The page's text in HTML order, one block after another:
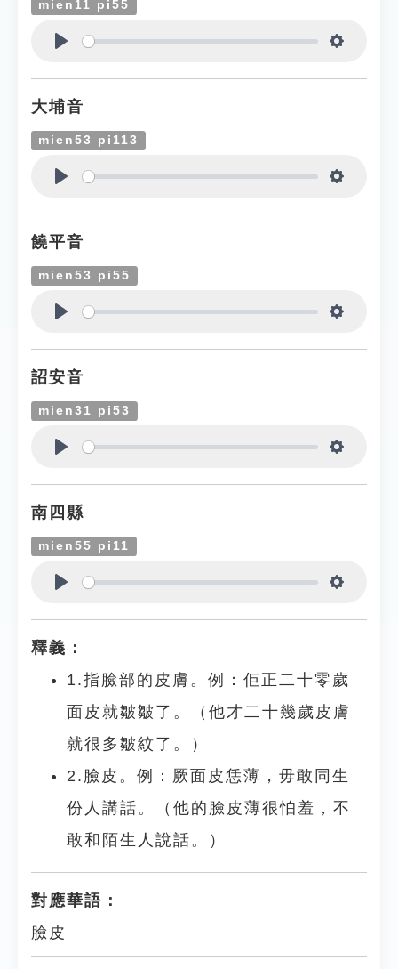
mien11 pi55
大埔音
mien53 pi113
饒平音
mien53 pi55
詔安音
mien31 pi53
南四縣
mien55 pi11
釋義：
1.指臉部的皮膚。例：佢正二十零歲
面皮就皺皺了。（他才二十幾歲皮膚
就很多皺紋了。）
2.臉皮。例：厥面皮恁薄，毋敢同生
份人講話。（他的臉皮薄很怕羞，不
敢和陌生人說話。）
對應華語：
臉皮